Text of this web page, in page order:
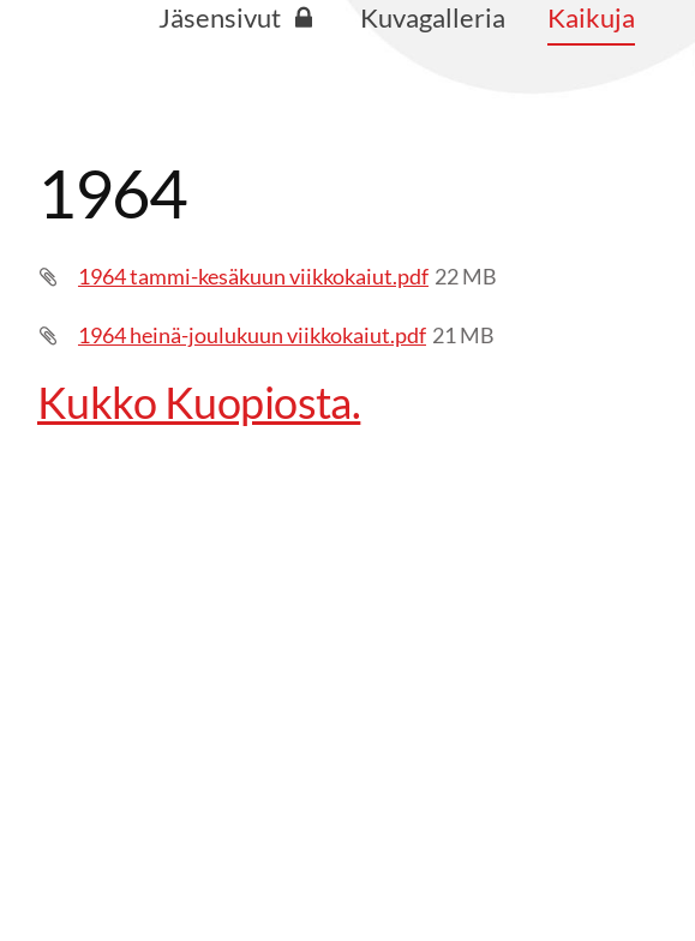
Jäsensivut
Kuvagalleria Kaikuja
1964
1964 tammi-kesäkuun viikkokaiut.pdf 22 MB
1964 heinä-joulukuun viikkokaiut.pdf 21 MB
Kukko Kuopiosta.